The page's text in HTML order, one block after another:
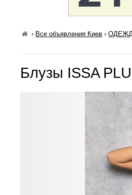
› Все объявления Киев ›
Блузы ISSA